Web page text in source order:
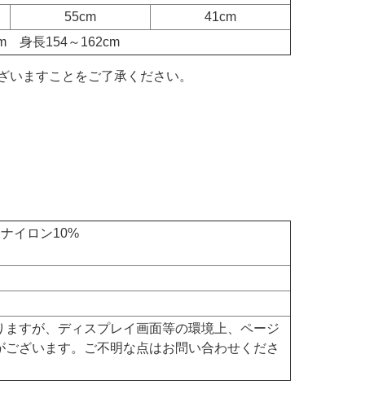
55cm
41cm
身長154～162cm
ますことをご了承ください。
イロン10%
すが、ディスプレイ画面等の環境上、ページ
ざいます。ご不明な点はお問い合わせくださ